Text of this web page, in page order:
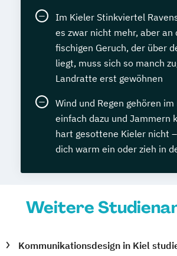
Im Kieler Stinkviertel
es zwar nicht mehr, aber an
fischigen Geruch, der über
liegt, muss sich so manch
Landratte erst gewöhnen
Wind und Regen gehören im
einfach dazu und Jammern
hart gesottene Kieler nicht –
dich warm ein oder zieh in
Weitere
Kommunikationsdesign in Kiel